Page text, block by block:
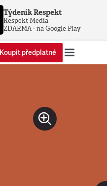
Týdeník Respekt
Respekt Media
ZDARMA - na Google Play
Koupit předplatné